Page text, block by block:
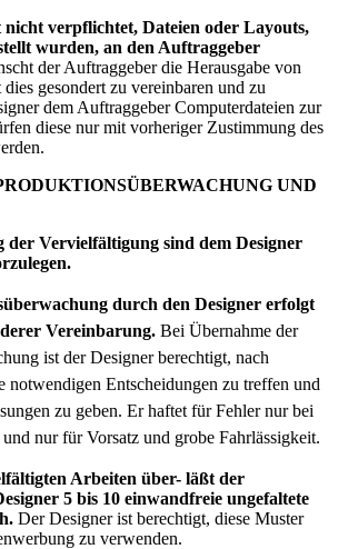
nicht verpflichtet, Dateien oder Layouts,
wurden, an den Auftraggeber
der Auftraggeber die Herausgabe von
gesondert zu vereinbaren und zu
dem Auftraggeber Computerdateien zur
diese nur mit vorheriger Zustimmung des
UND
der Vervielfältigung sind dem Designer
durch den Designer erfolgt
Vereinbarung. Bei Übernahme der
ist der Designer berechtigt, nach
notwendigen Entscheidungen zu treffen und
zu geben. Er haftet für Fehler nur bei
nur für Vorsatz und grobe Fahrlässigkeit.
Arbeiten über- läßt der
5 bis 10 einwandfreie ungefaltete
Der Designer ist berechtigt, diese Muster
zu verwenden.